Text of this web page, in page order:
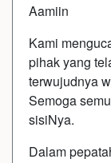
Aamiin
Kami
pihak yang
terwujudnya
Semoga
sisiNya.
Dalam